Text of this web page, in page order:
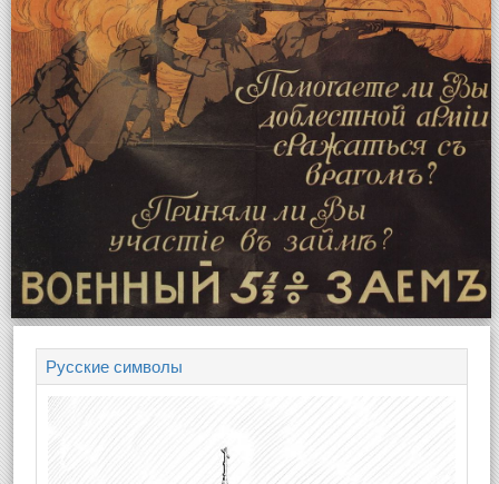
Русские символы